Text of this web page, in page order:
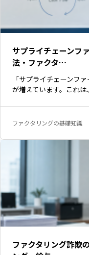
サプライチェーンフ
法・ファクタ…
「サプライチェーンフ
が増えています。これ
ファクタリングの基礎知識
ファクタリング詐欺
い